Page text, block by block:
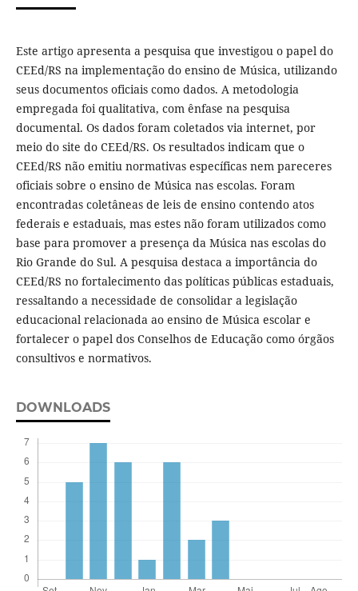
Este artigo apresenta a pesquisa que investigou o papel do
CEEd/RS na implementação do ensino de Música, utilizando
seus documentos oficiais como dados. A metodologia
empregada foi qualitativa, com ênfase na pesquisa
documental. Os dados foram coletados via internet, por
meio do site do CEEd/RS. Os resultados indicam que o
CEEd/RS não emitiu normativas específicas nem pareceres
oficiais sobre o ensino de Música nas escolas. Foram
encontradas coletâneas de leis de ensino contendo atos
federais e estaduais, mas estes não foram utilizados como
base para promover a presença da Música nas escolas do
Rio Grande do Sul. A pesquisa destaca a importância do
CEEd/RS no fortalecimento das políticas públicas estaduais,
ressaltando a necessidade de consolidar a legislação
educacional relacionada ao ensino de Música escolar e
fortalecer o papel dos Conselhos de Educação como órgãos
consultivos e normativos.
DOWNLOADS